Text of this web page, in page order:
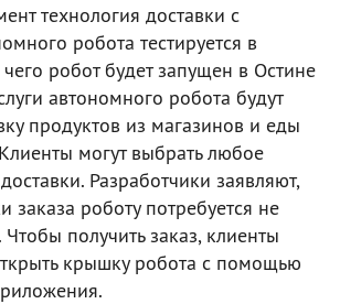
технология доставки с
робота тестируется в
робот будет запущен в Остине
автономного робота будут
продуктов из магазинов и еды
могут выбрать любое
Разработчики заявляют,
заказа роботу потребуется не
получить заказ, клиенты
крышку робота с помощью